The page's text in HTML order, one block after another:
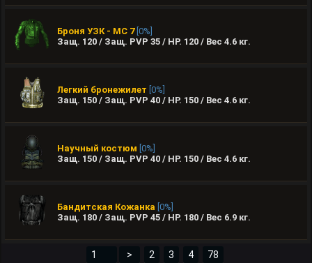
Броня УЗК - МС 7 [0%]
Защ. 120 / Защ. PVP 35 / HP. 120 / Вес 4.6 кг.
Легкий бронежилет [0%]
Защ. 150 / Защ. PVP 40 / HP. 150 / Вес 4.6 кг.
Научный костюм [0%]
Защ. 150 / Защ. PVP 40 / HP. 150 / Вес 4.6 кг.
Бандитская Кожанка [0%]
Защ. 180 / Защ. PVP 45 / HP. 180 / Вес 6.9 кг.
> 2 3 4 78